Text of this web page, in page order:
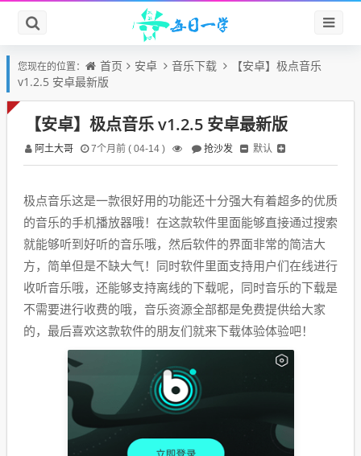
您现在的位置： 首页 安卓 音乐下载
【安卓】极点音乐
v1.2.5 安卓最新版
【安卓】极点音乐 v1.2.5 安卓最新版
阿土大哥 7个月前 ( 04-14 ) 抢沙发 默认
极点音乐这是一款很好用的功能还十分强大有着超多的优质
的音乐的手机播放器哦！在这款软件里面能够直接通过搜索
就能够听到好听的音乐哦，然后软件的界面非常的简洁大
方，简单但是不缺大气！同时软件里面支持用户们在线进行
收听音乐哦，还能够支持离线的下载呢，同时音乐的下载是
不需要进行收费的哦，音乐资源全部都是免费提供给大家
的，最后喜欢这款软件的朋友们就来下载体验体验吧！